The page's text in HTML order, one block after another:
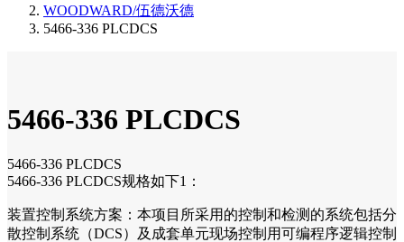
WOODWARD/伍德沃德
5466-336 PLCDCS
5466-336 PLCDCS
5466-336 PLCDCS
5466-336 PLCDCS规格如下1：
装置控制系统方案：本项目所采用的控制和检测的系统包括分
散控制系统（DCS）及成套单元现场控制用可编程序逻辑控制